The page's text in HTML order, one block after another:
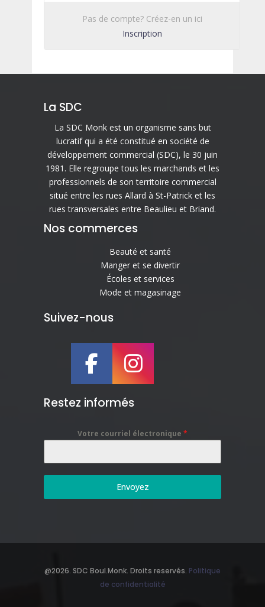
Pas de compte? Créez-en un ici
Inscription
La SDC
La SDC Monk est un organisme sans but
lucratif qui a été constitué en société de
développement commercial (SDC), le 30 juin
1981. Elle regroupe tous les marchands et les
professionnels de son territoire commercial
situé entre les rues Allard à St-Patrick et les
rues transversales entre Beaulieu et Briand.
Nos commerces
Beauté et santé
Manger et se divertir
Écoles et services
Mode et magasinage
Suivez-nous
Restez informés
Votre courriel électronique *
Envoyez
@2026. SDC Boul.Monk. Droits reservés. Politique
de confidentialité